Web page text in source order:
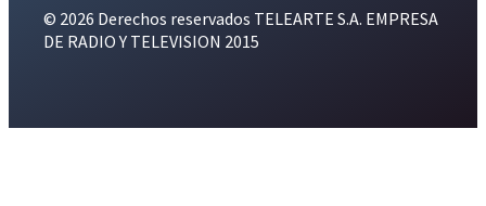
© 2026 Derechos reservados TELEARTE S.A. EMPRESA
DE RADIO Y TELEVISION 2015